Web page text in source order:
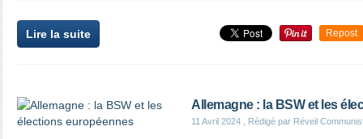
Lire la suite Repost
Allemagne : la BSW et les
11 Avril 2024 , Rédigé par Réveil